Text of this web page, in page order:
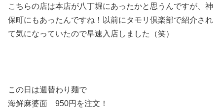
こちらの店は本店が八丁堀にあったかと思うんですが、神
保町にもあったんですね！以前にタモリ倶楽部で紹介され
て気になっていたので早速入店しました（笑）
この日は週替わり麺で
海鲜麻婆面 950円を注文！